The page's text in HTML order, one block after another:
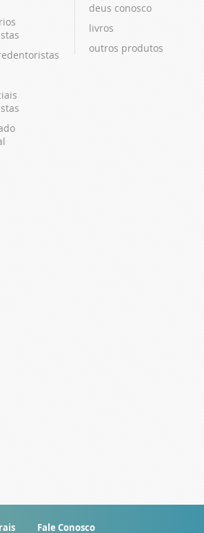
deus conosco
livros
outros produtos
Fale Conosco